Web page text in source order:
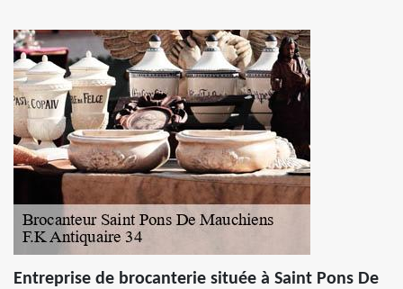
Entreprise de brocanterie située à Saint Pons De